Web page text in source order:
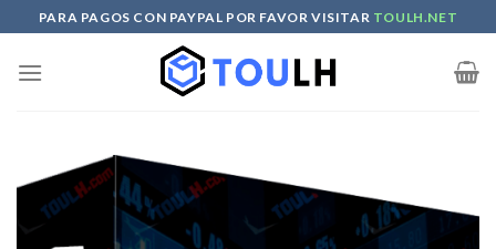
to
content
PARA PAGOS CON PAYPAL POR FAVOR VISITAR TOULH.NET